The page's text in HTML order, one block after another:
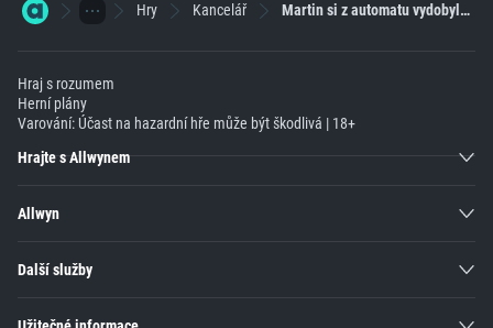
Hry Kancelář Martin si z automatu vydobyl 2527násobek sázky
Hraj s rozumem
Herní plány
Varování: Účast na hazardní hře může být škodlivá | 18+
Hrajte s Allwynem
Allwyn
Další služby